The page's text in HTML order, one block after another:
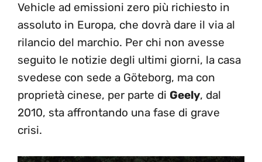
Vehicle ad emissioni zero più richiesto in
assoluto in Europa, che dovrà dare il via al
rilancio del marchio. Per chi non avesse
seguito le notizie degli ultimi giorni, la casa
svedese con sede a Göteborg, ma con
proprietà cinese, per parte di Geely, dal
2010, sta affrontando una fase di grave
crisi.